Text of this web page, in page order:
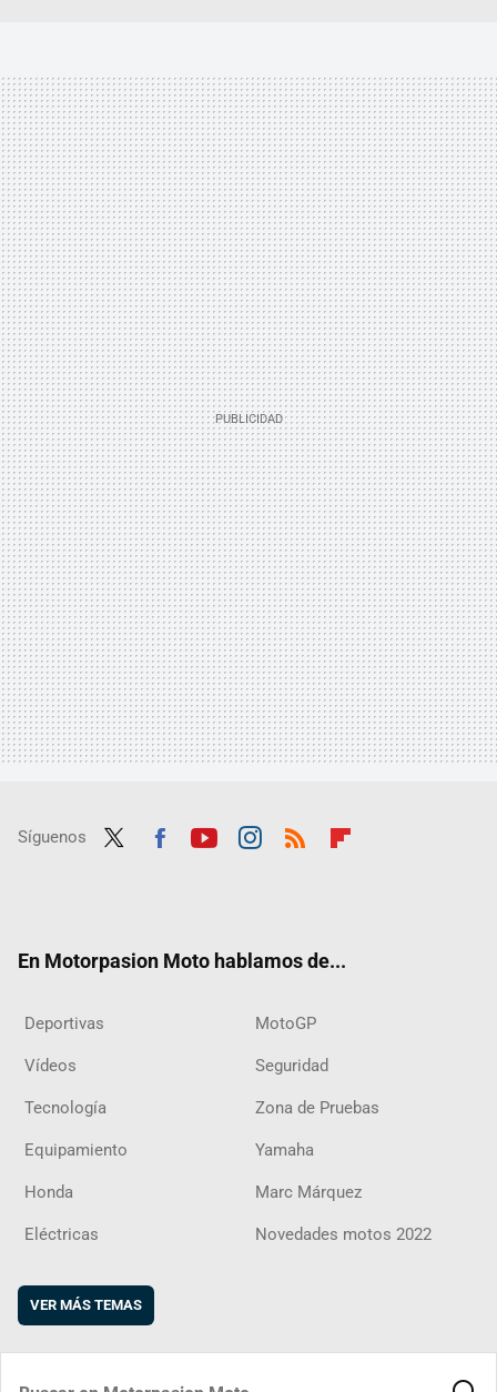
Síguenos
En Motorpasion Moto hablamos de...
Deportivas MotoGP
Vídeos Seguridad
Tecnología Zona de Pruebas
Equipamiento Yamaha
Honda Marc Márquez
Eléctricas Novedades motos 2022
VER MÁS TEMAS